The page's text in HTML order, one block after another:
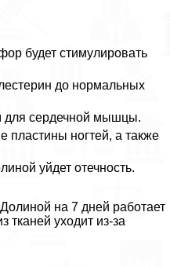
будет стимулировать
до нормальных
для сердечной мышцы.
пластины ногтей, а также
уйдет отечность.
на 7 дней работает
тканей уходит из-за